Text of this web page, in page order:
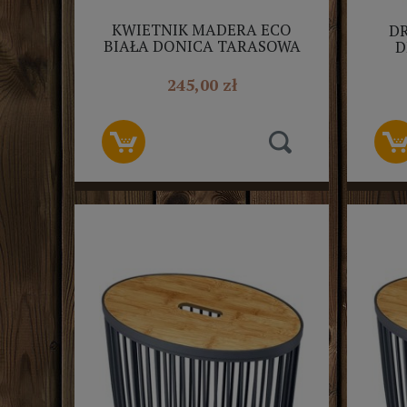
KWIETNIK MADERA ECO
BIAŁA DONICA TARASOWA
245,00 zł